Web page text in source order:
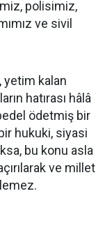
polisimiz,
ve sivil
yetim kalan
hatırası hâlâ
ödetmiş bir
hukuki, siyasi
bu konu asla
ve millet